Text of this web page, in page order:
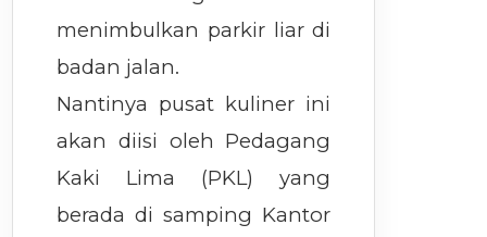
menimbulkan parkir liar di
badan jalan.
Nantinya pusat kuliner ini
akan diisi oleh Pedagang
Kaki Lima (PKL) yang
berada di samping Kantor